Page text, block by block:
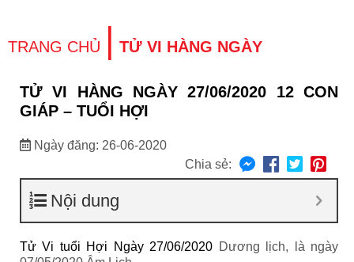
TRANG CHỦ | TỬ VI HÀNG NGÀY
TỬ VI HÀNG NGÀY 27/06/2020 12 CON
GIÁP – TUỔI HỢI
Ngày đăng: 26-06-2020
Chia sẻ:
Nội dung
Tử Vi tuổi Hợi Ngày 27/06/2020 Dương lịch, là ngày